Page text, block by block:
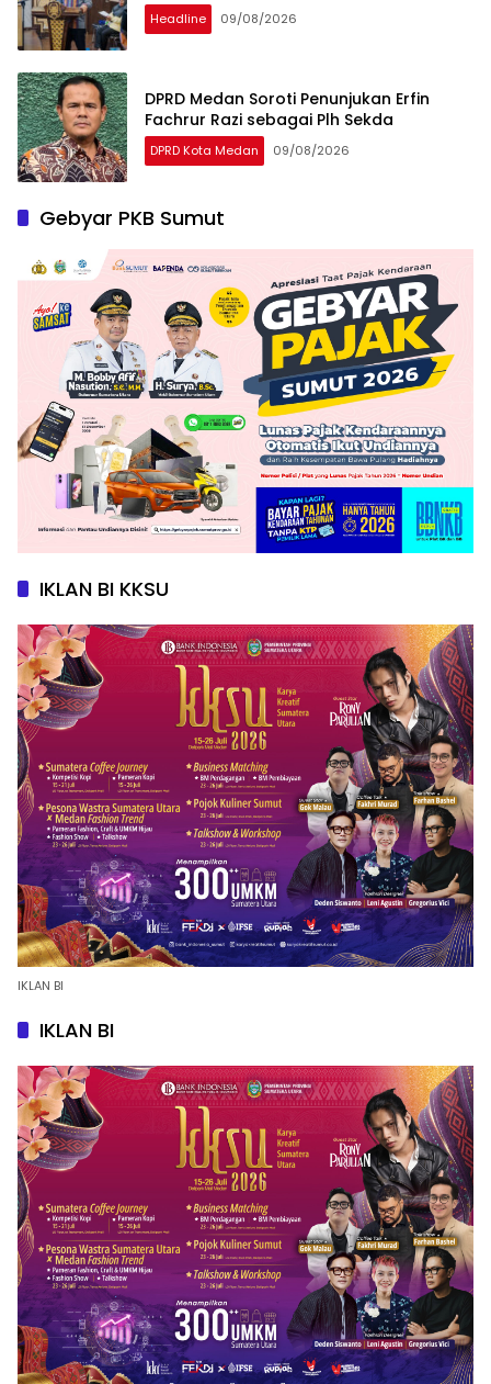
Headline 09/08/2026
DPRD Medan Soroti Penunjukan Erfin
Fachrur Razi sebagai Plh Sekda
DPRD Kota Medan 09/08/2026
Gebyar PKB Sumut
IKLAN BI KKSU
IKLAN BI
IKLAN BI